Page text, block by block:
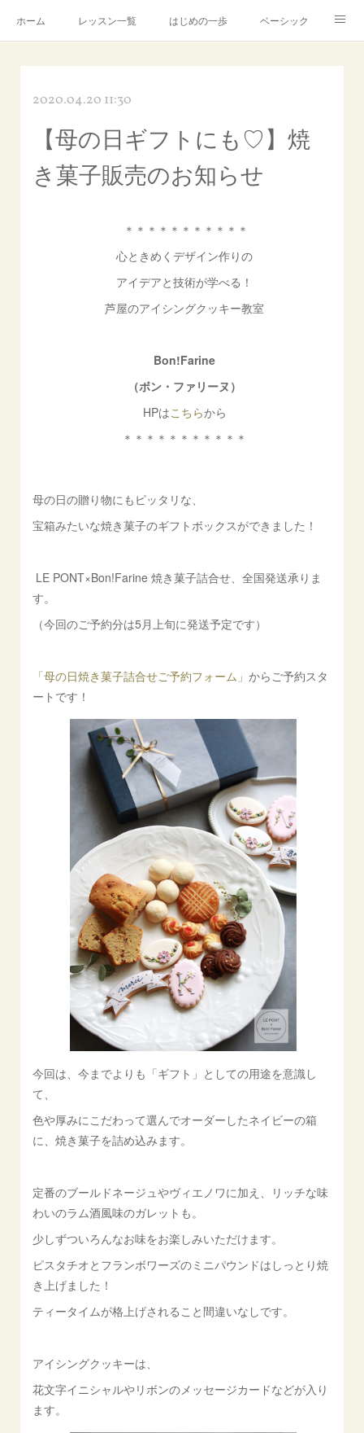
ホーム レッスン一覧 はじめの一歩 ベーシック
芦屋アトリエ 講師プロフィール
お問合せ
2020.04.20 11:30
【母の日ギフトにも♡】焼
き菓子販売のお知らせ
＊＊＊＊＊＊＊＊＊＊＊
心ときめくデザイン作りの
アイデアと技術が学べる！
芦屋のアイシングクッキー教室
Bon!Farine
（ボン・ファリーヌ）
HPはこちらから
＊＊＊＊＊＊＊＊＊＊＊
母の日の贈り物にもピッタリな、
宝箱みたいな焼き菓子のギフトボックスができました！
LE PONT×Bon!Farine 焼き菓子詰合せ、全国発送承りま
す。
（今回のご予約分は5月上旬に発送予定です）
「母の日焼き菓子詰合せご予約フォーム」からご予約スタ
ートです！
今回は、今までよりも「ギフト」としての用途を意識し
て、
色や厚みにこだわって選んでオーダーしたネイビーの箱
に、焼き菓子を詰め込みます。
定番のブールドネージュやヴィエノワに加え、リッチな味
わいのラム酒風味のガレットも。
少しずついろんなお味をお楽しみいただけます。
ピスタチオとフランボワーズのミニパウンドはしっとり焼
き上げました！
ティータイムが格上げされること間違いなしです。
アイシングクッキーは、
花文字イニシャルやリボンのメッセージカードなどが入り
ます。